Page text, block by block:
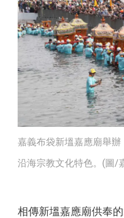
嘉義布袋新塭嘉應廟舉
沿海宗教文化特色。(圖/
相傳新塭嘉應廟供奉